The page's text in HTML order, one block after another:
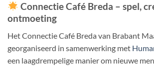
Connectie Café Breda – spel,
ontmoeting
Het Connectie Café Breda van Brabant
georganiseerd in samenwerking met
een laagdrempelige manier om nieuwe